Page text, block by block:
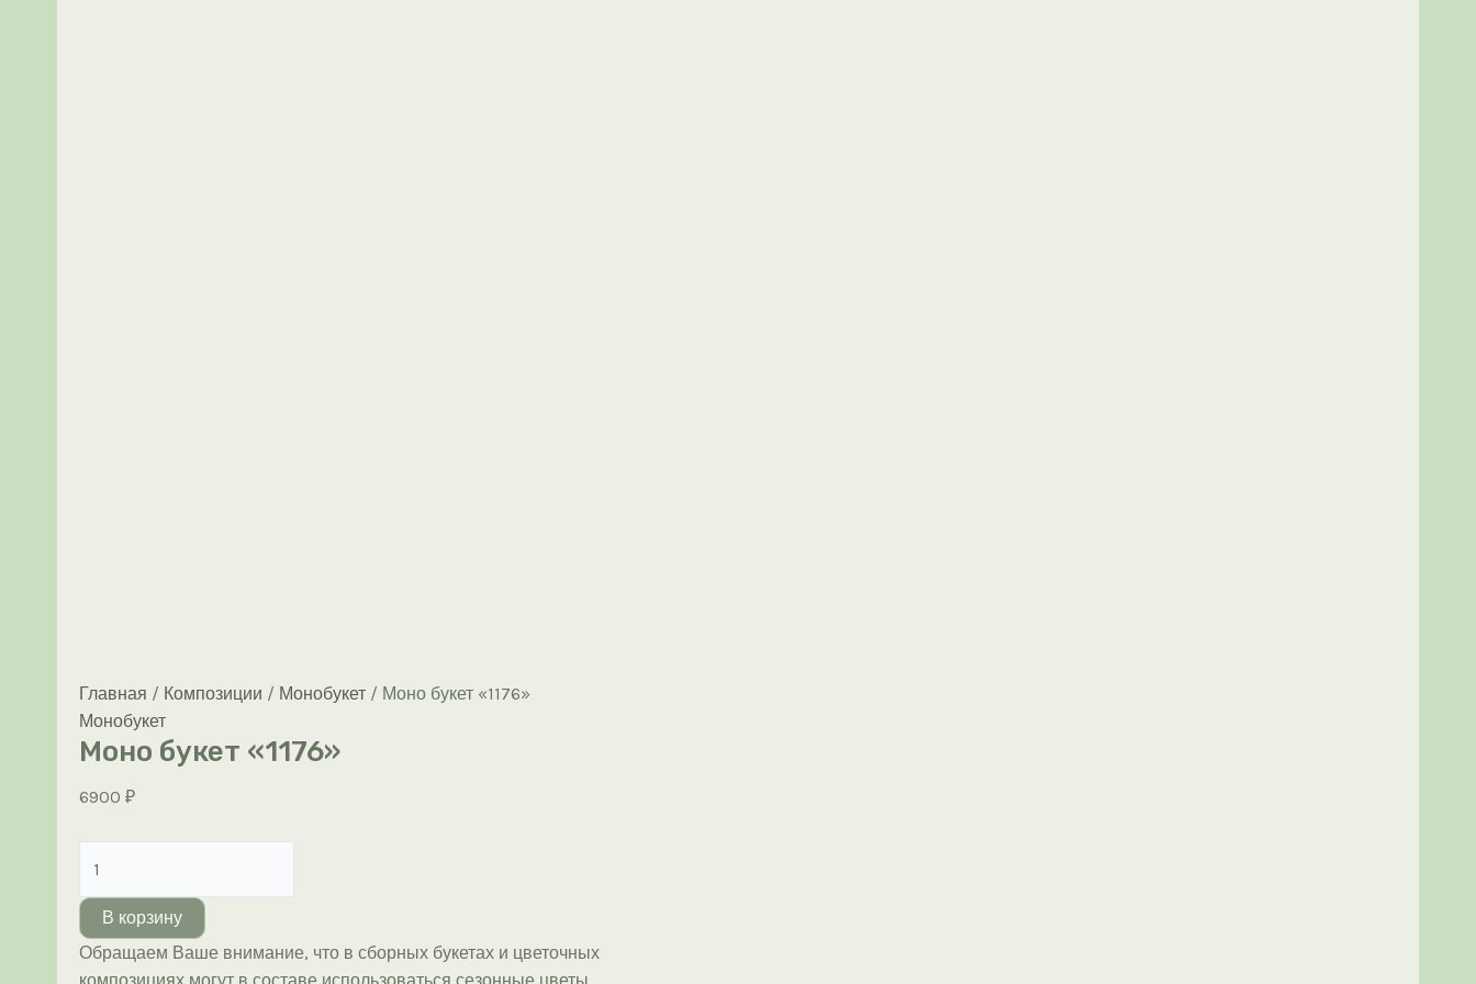
Главная / Композиции / Монобукет / Моно букет «1176»
Монобукет
Моно букет «1176»
6900 ₽
товара
Моно
букет
«1176»
В корзину
Обращаем Ваше внимание, что в сборных букетах и цветочных